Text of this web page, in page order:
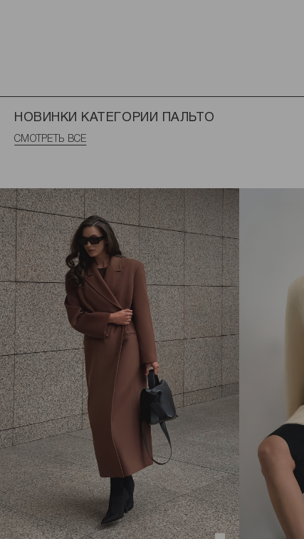
НОВИНКИ КАТЕГОРИИ ПАЛЬТО
СМОТРЕТЬ ВСЕ